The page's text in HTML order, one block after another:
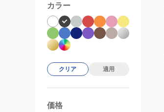
カラー
クリア 適用
価格
0